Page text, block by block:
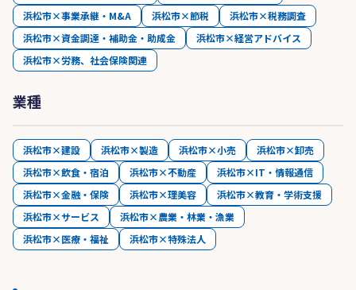
浜松市×事業承継・M&A 浜松市×節税
浜松市×税務調査
浜松市×資金調達・補助金・助成金
浜松市×経営アドバイス
浜松市×労務、社会保険関連
業種
浜松市×建設 浜松市×製造 浜松市×小売
浜松市×卸売
浜松市×飲食・宿泊
浜松市×不動産
浜松市×IT・情報通信
浜松市×金融・保険
浜松市×理美容
浜松市×教育・学術支援
浜松市×サービス
浜松市×農業・林業・漁業
浜松市×医療・福祉
浜松市×特殊法人